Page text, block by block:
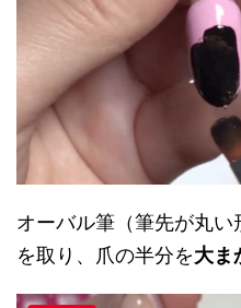
オーバル筆（筆先が丸
を取り、爪の半分を大ま